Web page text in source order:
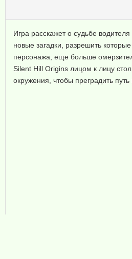
Игра расскажет о судьбе
новые загадки, разрешить
персонажа, еще больше
Silent Hill Origins лицом к лицу
окружения, чтобы преградить